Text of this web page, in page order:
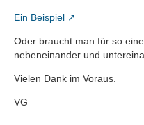
Ein Beispiel
Oder braucht man für so
nebeneinander und
Vielen Dank im Voraus.
VG